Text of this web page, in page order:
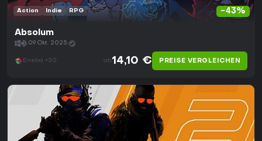
-43%
Action Indie RPG
Absolum
09 Okt. 2025
Eneba +30 ab14,10 € PREISE VERGLEICHEN